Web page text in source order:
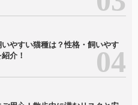
やすい猫種は？性格・飼いやす
介！